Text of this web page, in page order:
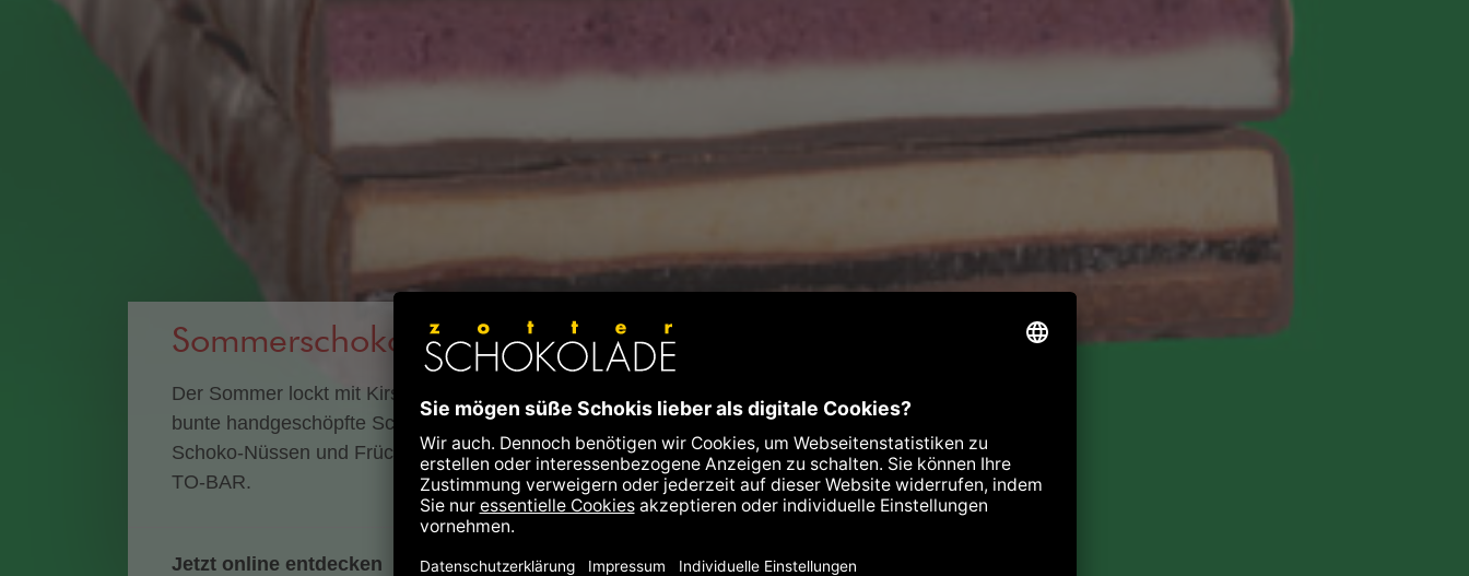
Sommerschokoladen
Der Sommer lockt mit Kirschen, Himbeeren und Holunderblüten. Fruchtig-
bunte handgeschöpfte Schokoladen, Labookos und »Genüsse« mit bunten
Schoko-Nüssen und Früchten warten auf Sie. Natürlich BIO + FAIR* + BEAN-
TO-BAR.
Jetzt online entdecken